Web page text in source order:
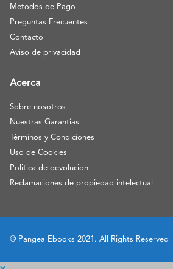
Metodos de Pago
Preguntas Frecuentes
Contacto
Aviso de privacidad
Acerca
Sobre nosotros
Nuestras Garantías
Términos y Condiciones
Uso de Cookies
Politica de devolucion
Reclamaciones de propiedad intelectual
© Pangea Ebooks 2021. All Rights Reserved